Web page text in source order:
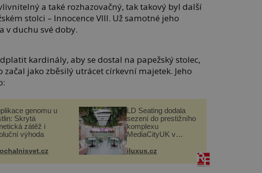
a také rozhazovačný, tak takový byl další
stolci – Innocence VIII. Už samotné jeho
v duchu své doby.
kardinály, aby se dostal na papežský stolec,
začal jako zběsilý utrácet církevní majetek. Jeho
genomu u
Skrytá
zátěž i
výhoda
LD Seating dodala
sezení do prestižního
komplexu
MediaCityUK v
iluxus.cz